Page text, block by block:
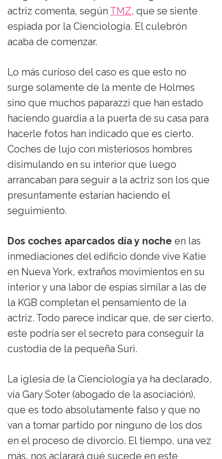
actriz comenta, según TMZ, que se siente
espiada por la Cienciología. El culebrón
acaba de comenzar.
Lo más curioso del caso es que esto no
surge solamente de la mente de Holmes
sino que muchos paparazzi que han estado
haciendo guardia a la puerta de su casa para
hacerle fotos han indicado que es cierto.
Coches de lujo con misteriosos hombres
disimulando en su interior que luego
arrancaban para seguir a la actriz son los que
presuntamente estarían haciendo el
seguimiento.
Dos coches aparcados día y noche en las
inmediaciones del edificio donde vive Katie
en Nueva York, extraños movimientos en su
interior y una labor de espías similar a las de
la KGB completan el pensamiento de la
actriz. Todo parece indicar que, de ser cierto,
este podría ser el secreto para conseguir la
custodia de la pequeña Suri.
La iglesia de la Cienciología ya ha declarado,
vía Gary Soter (abogado de la asociación),
que es todo absolutamente falso y que no
van a tomar partido por ninguno de los dos
en el proceso de divorcio. El tiempo, una vez
más, nos aclarará qué sucede en este